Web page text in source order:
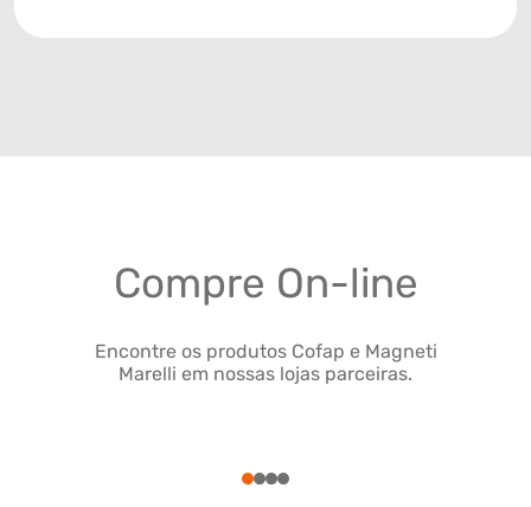
Compre On-line
Encontre os produtos Cofap e Magneti
Marelli em nossas lojas parceiras.
1234